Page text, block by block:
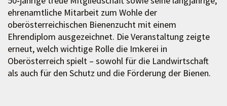
ehrenamtliche Mitarbeit zum Wohle der
oberösterreichischen Bienenzucht mit einem
Ehrendiplom ausgezeichnet. Die Veranstaltung zeigte
erneut, welch wichtige Rolle die Imkerei in
Oberösterreich spielt – sowohl für die Landwirtschaft
als auch für den Schutz und die Förderung der Bienen.